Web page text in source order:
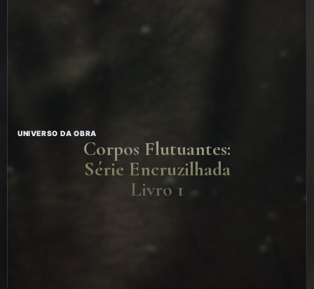
UNIVERSO DA OBRA
Corpos Flutuantes:
Série Encruzilhada
Livro 1